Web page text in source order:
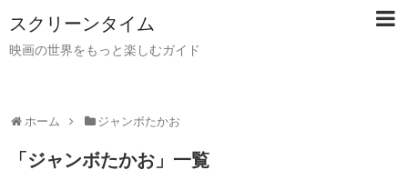
スクリーンタイム
映画の世界をもっと楽しむガイド
ホーム ジャンボたかお
「 ジャンボたかお 」 一覧